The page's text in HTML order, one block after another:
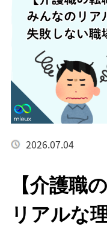
2026.07.04
【介護職
リアルな